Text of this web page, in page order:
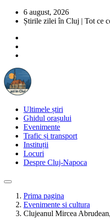
6 august, 2026
Știrile zilei în Cluj | Tot ce
Ultimele știri
Ghidul orașului
Evenimente
Trafic și transport
Instituții
Locuri
Despre Cluj-Napoca
Prima pagina
Evenimente si cultura
Clujeanul Mircea